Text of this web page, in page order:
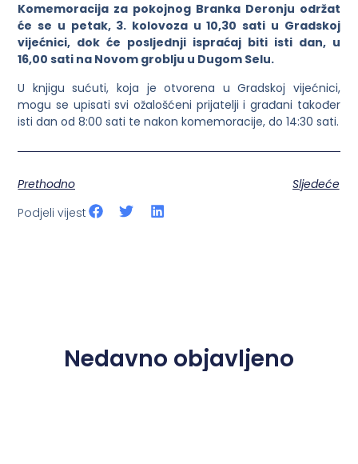
Komemoracija za pokojnog Branka Deronju održat
će se u petak, 3. kolovoza u 10,30 sati u Gradskoj
vijećnici, dok će posljednji ispraćaj biti isti dan, u
16,00 sati na Novom groblju u Dugom Selu.
U knjigu sućuti, koja je otvorena u Gradskoj vijećnici,
mogu se upisati svi ožalošćeni prijatelji i građani također
isti dan od 8:00 sati te nakon komemoracije, do 14:30 sati.
Prethodno
Sljedeće
Podjeli vijest
Nedavno objavljeno